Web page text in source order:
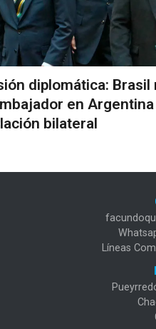
diplomática: Brasil
en
bilateral
Líneas